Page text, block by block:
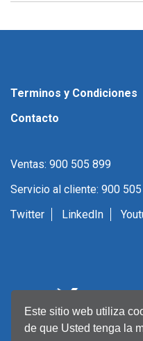
Este sitio web utiliza
de que Usted tenga la
Terminos y Condiciones
Contacto
Ventas: 900 505 899
Servicio al cliente: 900
Twitter
LinkedIn